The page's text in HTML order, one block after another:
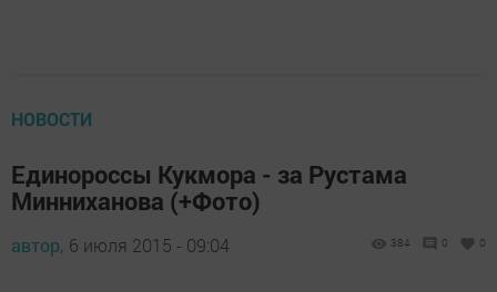
НОВОСТИ
Единороссы Кукмора - за Рустама
Минниханова (+Фото)
автор, 6 июля 2015 - 09:04 384 0 0